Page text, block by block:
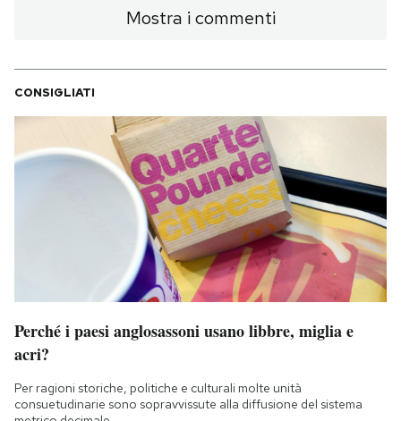
Mostra i commenti
CONSIGLIATI
Perché i paesi anglosassoni usano libbre, miglia e
acri?
Per ragioni storiche, politiche e culturali molte unità
consuetudinarie sono sopravvissute alla diffusione del sistema